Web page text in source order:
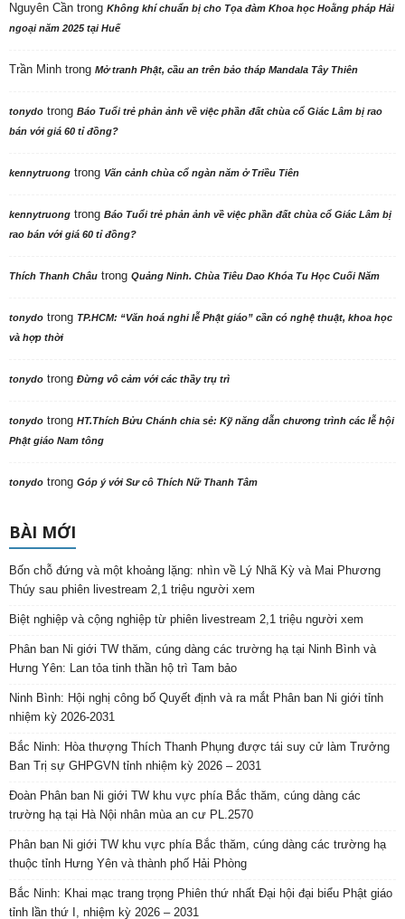
Nguyên Cần trong Không khí chuẩn bị cho Tọa đàm Khoa học Hoằng pháp Hải
ngoại năm 2025 tại Huế
Trần Minh trong Mở tranh Phật, cầu an trên bảo tháp Mandala Tây Thiên
tonydo trong Báo Tuổi trẻ phản ảnh về việc phần đất chùa cổ Giác Lâm bị rao
bán với giá 60 tỉ đồng?
kennytruong trong Vãn cảnh chùa cổ ngàn năm ở Triều Tiên
kennytruong trong Báo Tuổi trẻ phản ảnh về việc phần đất chùa cổ Giác Lâm bị
rao bán với giá 60 tỉ đồng?
Thích Thanh Châu trong Quảng Ninh. Chùa Tiêu Dao Khóa Tu Học Cuối Năm
tonydo trong TP.HCM: “Văn hoá nghi lễ Phật giáo” cần có nghệ thuật, khoa học
và hợp thời
tonydo trong Đừng vô cảm với các thầy trụ trì
tonydo trong HT.Thích Bửu Chánh chia sẻ: Kỹ năng dẫn chương trình các lễ hội
Phật giáo Nam tông
tonydo trong Góp ý với Sư cô Thích Nữ Thanh Tâm
BÀI MỚI
Bốn chỗ đứng và một khoảng lặng: nhìn về Lý Nhã Kỳ và Mai Phương
Thúy sau phiên livestream 2,1 triệu người xem
Biệt nghiệp và cộng nghiệp từ phiên livestream 2,1 triệu người xem
Phân ban Ni giới TW thăm, cúng dàng các trường hạ tại Ninh Bình và
Hưng Yên: Lan tỏa tinh thần hộ trì Tam bảo
Ninh Bình: Hội nghị công bố Quyết định và ra mắt Phân ban Ni giới tỉnh
nhiệm kỳ 2026-2031
Bắc Ninh: Hòa thượng Thích Thanh Phụng được tái suy cử làm Trưởng
Ban Trị sự GHPGVN tỉnh nhiệm kỳ 2026 – 2031
Đoàn Phân ban Ni giới TW khu vực phía Bắc thăm, cúng dàng các
trường hạ tại Hà Nội nhân mùa an cư PL.2570
Phân ban Ni giới TW khu vực phía Bắc thăm, cúng dàng các trường hạ
thuộc tỉnh Hưng Yên và thành phố Hải Phòng
Bắc Ninh: Khai mạc trang trọng Phiên thứ nhất Đại hội đại biểu Phật giáo
tỉnh lần thứ I, nhiệm kỳ 2026 – 2031